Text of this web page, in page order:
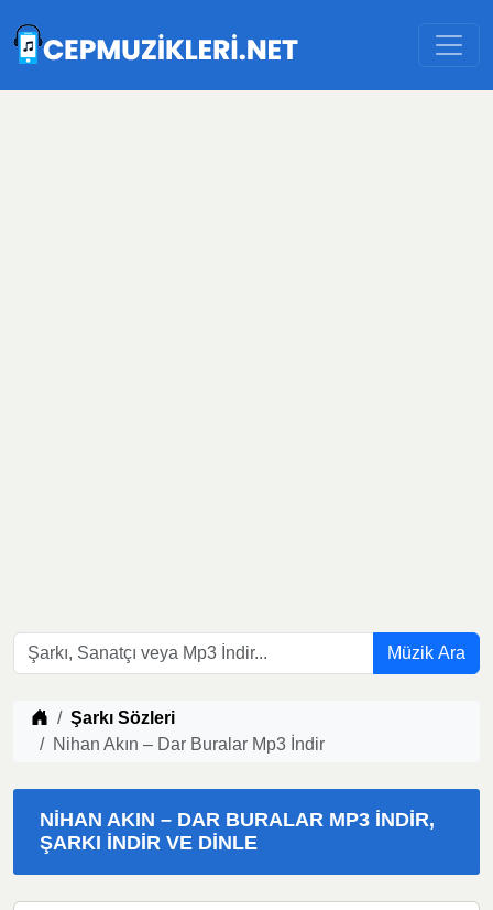
Müzik Ara
Müzik indir
Şarkı Sözleri
Nihan Akın – Dar Buralar Mp3 İndir
NIHAN AKIN – DAR BURALAR MP3 İNDIR,
ŞARKI İNDIR VE DINLE